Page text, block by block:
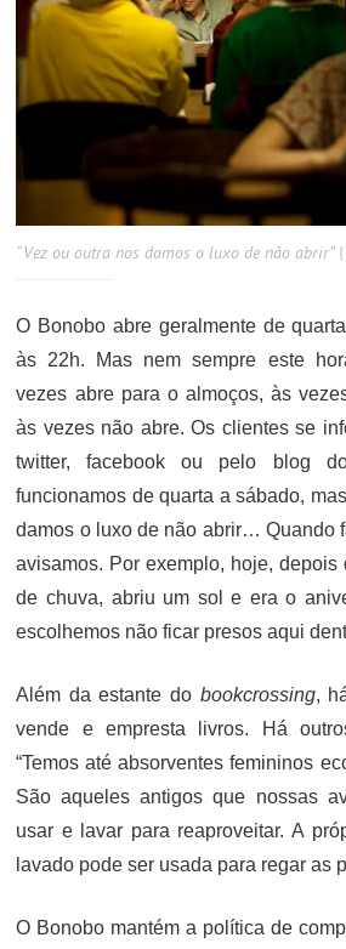
“Vez ou outra nos damos o luxo de não abrir”
O Bonobo abre geralmente de
às 22h. Mas nem sempre este
vezes abre para o almoços, às
às vezes não abre. Os clientes se
twitter, facebook ou pelo blog do
funcionamos de quarta a sábado,
damos o luxo de não abrir… Quando
avisamos. Por exemplo, hoje, depois
de chuva, abriu um sol e era o
escolhemos não ficar presos aqui
Além da estante do bookcrossing,
vende e empresta livros. Há
“Temos até absorventes femininos
São aqueles antigos que nossas
usar e lavar para reaproveitar. A
lavado pode ser usada para regar as
O Bonobo mantém a política de